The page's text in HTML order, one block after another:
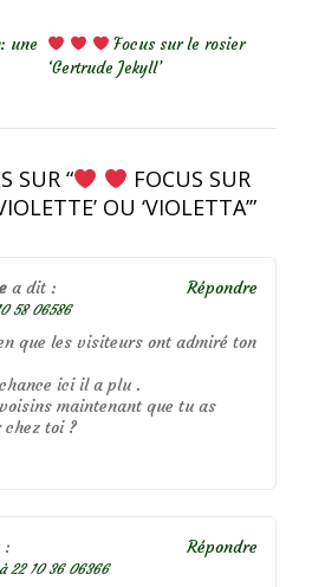
une
Focus sur le rosier
‘Gertrude Jekyll’
SUR “
FOCUS SUR
OU ‘VIOLETTA’”
a dit :
58 06586
que les visiteurs ont admiré ton
ici il a plu .
maintenant que tu as
toi ?
Répondre
:
22 10 36 06366
Répondre